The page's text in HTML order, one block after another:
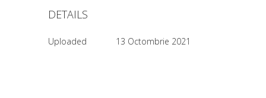
DETAILS
Uploaded 13 Octombrie 2021